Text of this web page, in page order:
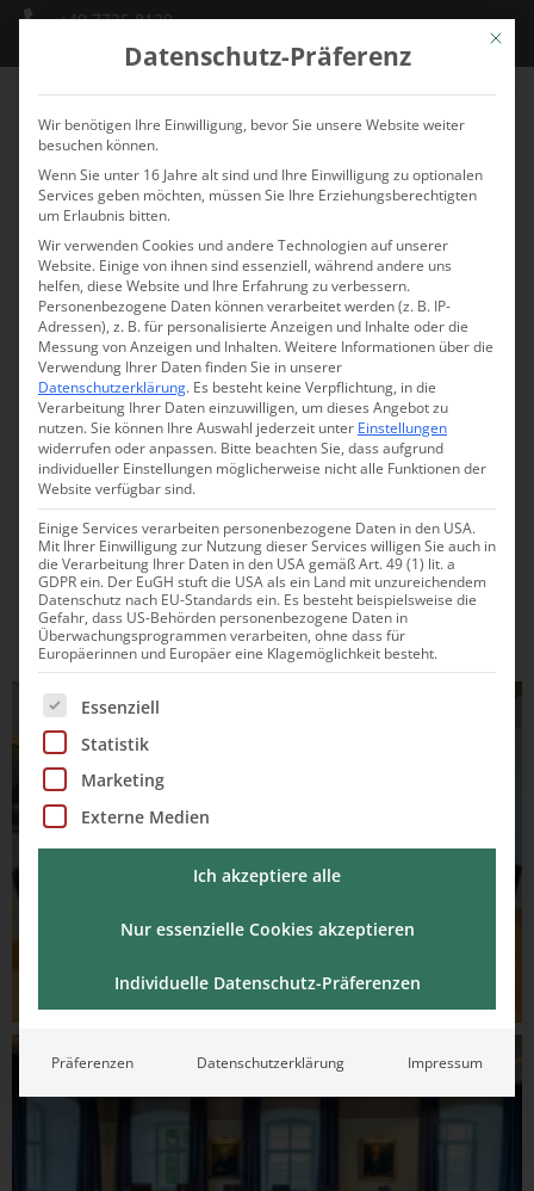
+49 7735 8130
info@schlossmarbach.de
Bibliothek
FÜHRUNGSraum
Mit
Datenschutz-Präferenz
Wir benötigen Ihre Einwilligung, bevor Sie unsere Website weiter
besuchen können.
Wenn Sie unter 16 Jahre alt sind und Ihre Einwilligung zu optionalen
Services geben möchten, müssen Sie Ihre Erziehungsberechtigten
um Erlaubnis bitten.
Wir verwenden Cookies und andere Technologien auf unserer
Website. Einige von ihnen sind essenziell, während andere uns
helfen, diese Website und Ihre Erfahrung zu verbessern.
Personenbezogene Daten können verarbeitet werden (z. B. IP-
Adressen), z. B. für personalisierte Anzeigen und Inhalte oder die
Messung von Anzeigen und Inhalten.Weitere Informationen über die
Verwendung Ihrer Daten finden Sie in unserer
Datenschutzerklärung. Es besteht keine Verpflichtung, in die
Verarbeitung Ihrer Daten einzuwilligen, um dieses Angebot zu
nutzen.Sie können Ihre Auswahl jederzeit unter Einstellungen
widerrufen oder anpassen. Bitte beachten Sie, dass aufgrund
individueller Einstellungen möglicherweise nicht alle Funktionen der
Website verfügbar sind.
Einige Services verarbeiten personenbezogene Daten in den USA.
Mit Ihrer Einwilligung zur Nutzung dieser Services willigen Sie auch in
die Verarbeitung Ihrer Daten in den USA gemäß Art. 49 (1) lit. a
GDPR ein. Der EuGH stuft die USA als ein Land mit unzureichendem
Datenschutz nach EU-Standards ein. Es besteht beispielsweise die
Gefahr, dass US-Behörden personenbezogene Daten in
Überwachungsprogrammen verarbeiten, ohne dass für
Europäerinnen und Europäer eine Klagemöglichkeit besteht.
Es folgt eine Liste der Service-Gruppen, für die eine
Essenziell
Statistik
Marketing
Externe Medien
Ich akzeptiere alle
Nur essenzielle Cookies akzeptieren
Individuelle Datenschutz-Präferenzen
Präferenzen Datenschutzerklärung Impressum